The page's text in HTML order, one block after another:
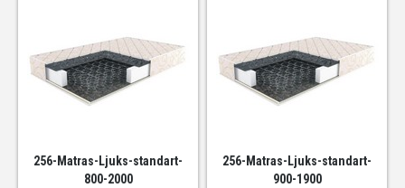
256-Matras-Ljuks-standart-
800-2000
256-Matras-Ljuks-standart-
900-1900